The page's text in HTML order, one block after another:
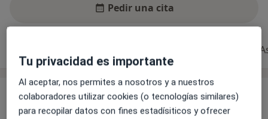
Pedir una cita
Experiencia
A los 15 años, la vida de Raijja cambió tras sufrir un
Tu privacidad es importante
Al aceptar, nos permites a nosotros y a nuestros
colaboradores utilizar cookies (o tecnologías similares)
para recopilar datos con fines estadísiticos y ofrecer